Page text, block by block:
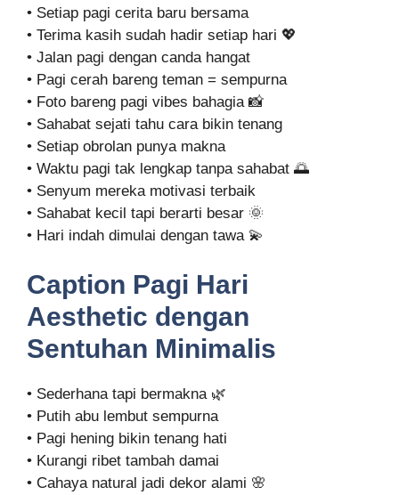
• Setiap pagi cerita baru bersama
• Terima kasih sudah hadir setiap hari 💖
• Jalan pagi dengan canda hangat
• Pagi cerah bareng teman = sempurna
• Foto bareng pagi vibes bahagia 📸
• Sahabat sejati tahu cara bikin tenang
• Setiap obrolan punya makna
• Waktu pagi tak lengkap tanpa sahabat 🌅
• Senyum mereka motivasi terbaik
• Sahabat kecil tapi berarti besar 🌞
• Hari indah dimulai dengan tawa 💫
Caption Pagi Hari
Aesthetic dengan
Sentuhan Minimalis
• Sederhana tapi bermakna 🌿
• Putih abu lembut sempurna
• Pagi hening bikin tenang hati
• Kurangi ribet tambah damai
• Cahaya natural jadi dekor alami 🌸